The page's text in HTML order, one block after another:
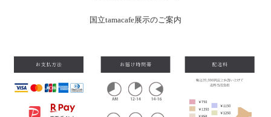
国立tamacafe展示のご案内